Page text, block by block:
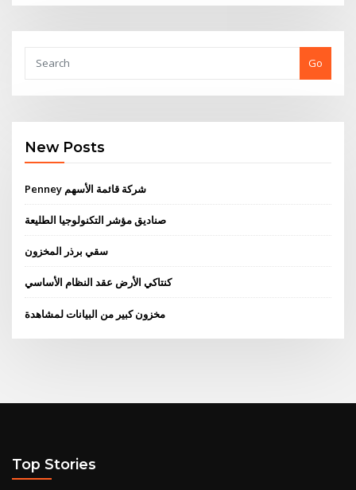
Go
New Posts
Penney شركة قائمة الأسهم
صناديق مؤشر التكنولوجيا الطليعة
سقي برذر المخزون
كنتاكي الأرض عقد النظام الأساسي
مخزون كبير من البيانات لمشاهدة
Top Stories